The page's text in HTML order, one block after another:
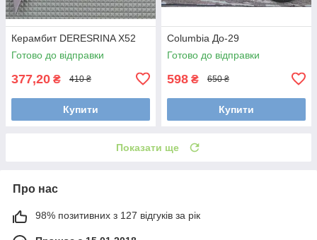
Керамбит DERESRINA Х52
Готово до відправки
377,20 ₴ 410 ₴
Купити
Сolumbia До-29
Готово до відправки
598 ₴ 650 ₴
Купити
Показати ще
Про нас
98% позитивних з 127 відгуків за рік